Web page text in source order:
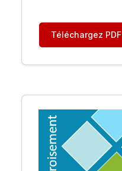
Téléchargez PDF